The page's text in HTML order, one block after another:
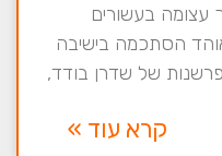
בעשורים
הסתכמה בישיבה
של שדרן בודד,
קרא עוד »